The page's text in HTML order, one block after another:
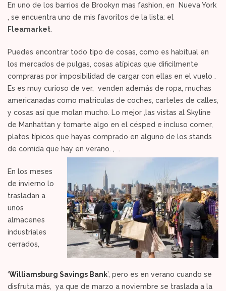
En uno de los barrios de Brookyn mas fashion, en Nueva York
, se encuentra uno de mis favoritos de la lista: el
Fleamarket.
Puedes encontrar todo tipo de cosas, como es habitual en
los mercados de pulgas, cosas atípicas que dificilmente
compraras por imposibilidad de cargar con ellas en el vuelo .
Es es muy curioso de ver, venden además de ropa, muchas
americanadas como matriculas de coches, carteles de calles,
y cosas así que molan mucho. Lo mejor ,las vistas al Skyline
de Manhattan y tomarte algo en el césped e incluso comer,
platos típicos que hayas comprado en alguno de los stands
de comida que hay en verano. , .
En los meses
de invierno lo
trasladan a
unos
almacenes
industriales
cerrados,
‘Williamsburg Savings Bank’, pero es en verano cuando se
disfruta más, ya que de marzo a noviembre se traslada a la